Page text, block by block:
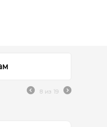
8 из 19